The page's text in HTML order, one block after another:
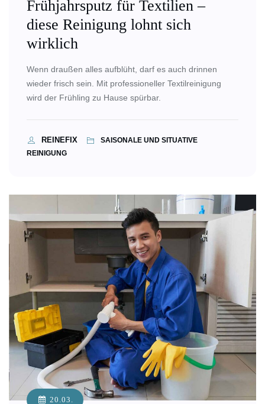
Frühjahrsputz für Textilien –
diese Reinigung lohnt sich
wirklich
Wenn draußen alles aufblüht, darf es auch drinnen
wieder frisch sein. Mit professioneller Textilreinigung
wird der Frühling zu Hause spürbar.
REINEFIX
SAISONALE UND SITUATIVE
REINIGUNG
20.03.